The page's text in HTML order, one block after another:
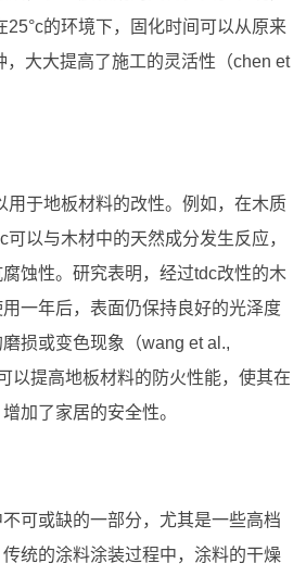
25°c的环境下，固化时间可以从原来
，大大提高了施工的灵活性（chen et
用于地板材料的改性。例如，在木质
以与木材中的天然成分发生反应，
蚀性。研究表明，经过tdc改性的木
一年后，表面仍保持良好的光泽度
损或变色现象（wang et al.,
以提高地板材料的防火性能，使其在
加了家居的安全性。
可或缺的一部分，尤其是一些高档
统的涂料涂装过程中，涂料的干燥